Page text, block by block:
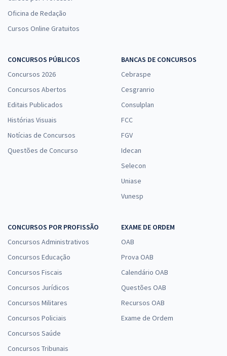
Oficina de Redação
Cursos Online Gratuitos
CONCURSOS PÚBLICOS
Concursos 2026
Concursos Abertos
Editais Publicados
Histórias Visuais
Notícias de Concursos
Questões de Concurso
BANCAS DE CONCURSOS
Cebraspe
Cesgranrio
Consulplan
FCC
FGV
Idecan
Selecon
Uniase
Vunesp
CONCURSOS POR PROFISSÃO
Concursos Administrativos
Concursos Educação
Concursos Fiscais
Concursos Jurídicos
Concursos Militares
Concursos Policiais
Concursos Saúde
Concursos Tribunais
EXAME DE ORDEM
OAB
Prova OAB
Calendário OAB
Questões OAB
Recursos OAB
Exame de Ordem